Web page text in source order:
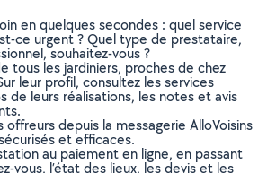
en quelques secondes : quel service
ce urgent ? Quel type de prestataire,
souhaitez-vous ?
tous les jardiniers, proches de chez
leur profil, consultez les services
de leurs réalisations, les notes et avis
offreurs depuis la messagerie AlloVoisins
et efficaces.
au paiement en ligne, en passant
vous, l’état des lieux, les devis et les